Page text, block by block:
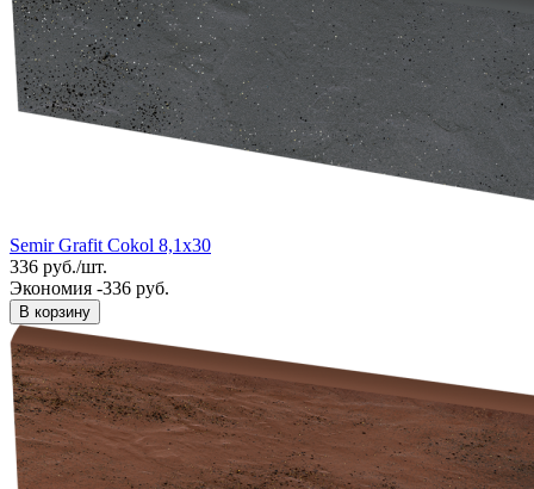
Semir Grafit Cokol 8,1x30
336 руб./шт.
Экономия -336 руб.
В корзину